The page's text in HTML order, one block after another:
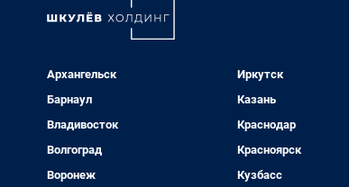
Архангельск
Барнаул
Владивосток
Волгоград
Воронеж
Иркутск
Казань
Краснодар
Красноярск
Кузбасс